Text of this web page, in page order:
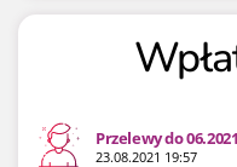
Przelewy do 06.2021
23.08.2021 19:57